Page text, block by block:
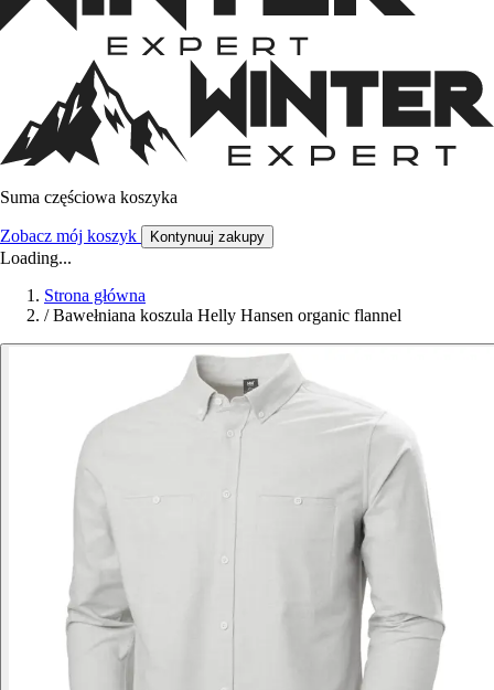
Suma częściowa koszyka
Zobacz mój koszyk Kontynuuj zakupy
Loading...
Strona główna
/ Bawełniana koszula Helly Hansen organic flannel